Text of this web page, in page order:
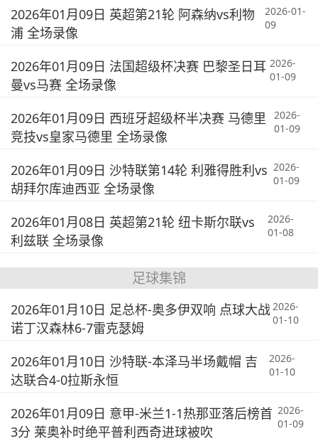
2026年01月09日 英超第21轮 阿森纳vs利物
浦 全场录像
2026-01-
09
2026年01月09日 法国超级杯决赛 巴黎圣日耳
曼vs马赛 全场录像
2026-
01-09
2026年01月09日 西班牙超级杯半决赛 马德里
竞技vs皇家马德里 全场录像
2026-
01-09
2026年01月09日 沙特联第14轮 利雅得胜利vs
胡拜尔库迪西亚 全场录像
2026-
01-09
2026年01月08日 英超第21轮 纽卡斯尔联vs
利兹联 全场录像
2026-
01-08
足球集锦
2026年01月10日 足总杯-奥多伊双响 点球大战
诺丁汉森林6-7雷克瑟姆
2026-
01-10
2026年01月10日 沙特联-本泽马半场戴帽 吉
达联合4-0拉斯永恒
2026-
01-10
2026年01月09日 意甲-米兰1-1热那亚落后榜首
3分 莱奥补时绝平普利西奇进球被吹
2026-
01-09